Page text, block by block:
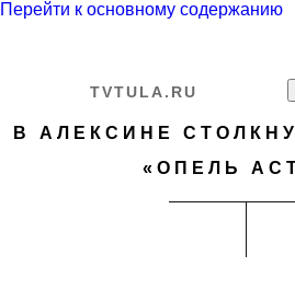
Перейти к основному содержанию
TVTULA.RU
В АЛЕКСИНЕ
«ОПЕЛЬ